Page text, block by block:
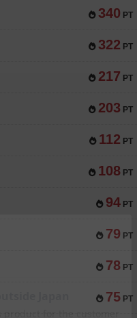
340 PT
322 PT
217 PT
203 PT
112 PT
108 PT
94 PT
79 PT
78 PT
75 PT